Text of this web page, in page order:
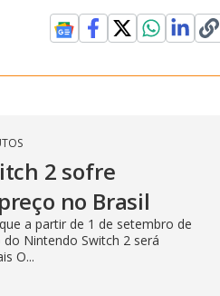
2 sofre
no Brasil
a partir de 1 de setembro de
Nintendo Switch 2 será
O...